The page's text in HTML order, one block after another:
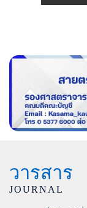
วารสาร
JOURNAL